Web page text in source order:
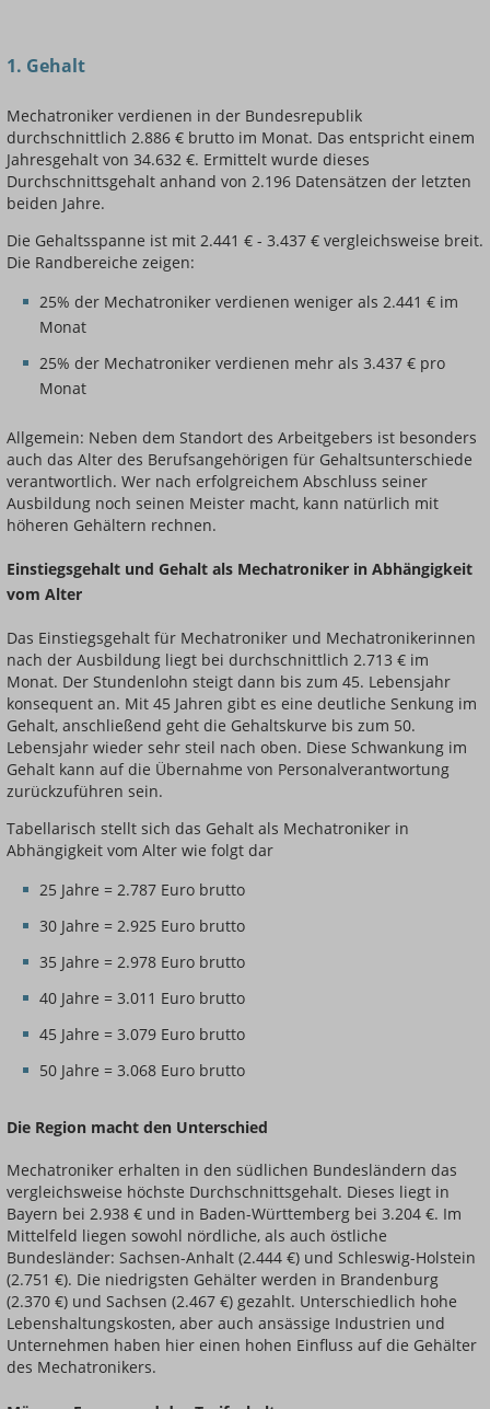
1. Gehalt
Mechatroniker verdienen in der Bundesrepublik
durchschnittlich 2.886 € brutto im Monat. Das entspricht einem
Jahresgehalt von 34.632 €. Ermittelt wurde dieses
Durchschnittsgehalt anhand von 2.196 Datensätzen der letzten
beiden Jahre.
Die Gehaltsspanne ist mit 2.441 € - 3.437 € vergleichsweise breit.
Die Randbereiche zeigen:
25% der Mechatroniker verdienen weniger als 2.441 € im
Monat
25% der Mechatroniker verdienen mehr als 3.437 € pro
Monat
Allgemein: Neben dem Standort des Arbeitgebers ist besonders
auch das Alter des Berufsangehörigen für Gehaltsunterschiede
verantwortlich. Wer nach erfolgreichem Abschluss seiner
Ausbildung noch seinen Meister macht, kann natürlich mit
höheren Gehältern rechnen.
Einstiegsgehalt und Gehalt als Mechatroniker in Abhängigkeit
vom Alter
Das Einstiegsgehalt für Mechatroniker und Mechatronikerinnen
nach der Ausbildung liegt bei durchschnittlich 2.713 € im
Monat. Der Stundenlohn steigt dann bis zum 45. Lebensjahr
konsequent an. Mit 45 Jahren gibt es eine deutliche Senkung im
Gehalt, anschließend geht die Gehaltskurve bis zum 50.
Lebensjahr wieder sehr steil nach oben. Diese Schwankung im
Gehalt kann auf die Übernahme von Personalverantwortung
zurückzuführen sein.
Tabellarisch stellt sich das Gehalt als Mechatroniker in
Abhängigkeit vom Alter wie folgt dar
25 Jahre = 2.787 Euro brutto
30 Jahre = 2.925 Euro brutto
35 Jahre = 2.978 Euro brutto
40 Jahre = 3.011 Euro brutto
45 Jahre = 3.079 Euro brutto
50 Jahre = 3.068 Euro brutto
Die Region macht den Unterschied
Mechatroniker erhalten in den südlichen Bundesländern das
vergleichsweise höchste Durchschnittsgehalt. Dieses liegt in
Bayern bei 2.938 € und in Baden-Württemberg bei 3.204 €. Im
Mittelfeld liegen sowohl nördliche, als auch östliche
Bundesländer: Sachsen-Anhalt (2.444 €) und Schleswig-Holstein
(2.751 €). Die niedrigsten Gehälter werden in Brandenburg
(2.370 €) und Sachsen (2.467 €) gezahlt. Unterschiedlich hohe
Lebenshaltungskosten, aber auch ansässige Industrien und
Unternehmen haben hier einen hohen Einfluss auf die Gehälter
des Mechatronikers.